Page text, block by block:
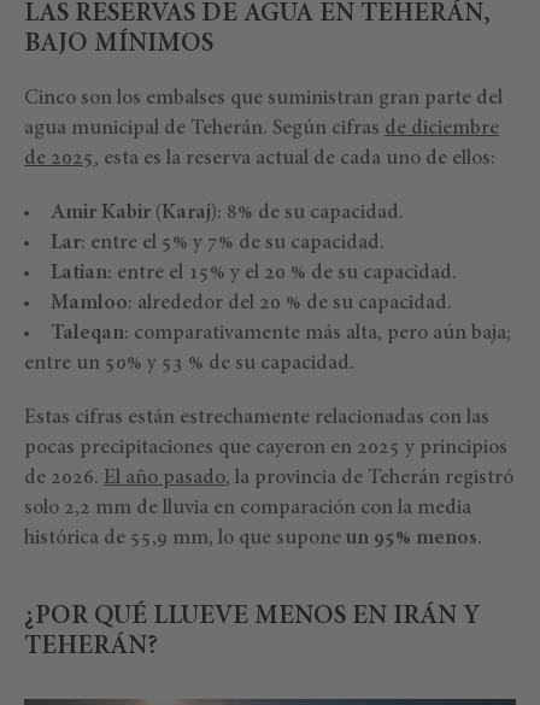
LAS RESERVAS DE AGUA EN TEHERÁN,
BAJO MÍNIMOS
Cinco son los embalses que suministran gran parte del
agua municipal de Teherán. Según cifras de diciembre
de 2025, esta es la reserva actual de cada uno de ellos:
Amir Kabir (Karaj): 8% de su capacidad.
Lar: entre el 5% y 7% de su capacidad.
Latian: entre el 15% y el 20 % de su capacidad.
Mamloo: alrededor del 20 % de su capacidad.
Taleqan: comparativamente más alta, pero aún baja;
entre un 50% y 53 % de su capacidad.
Estas cifras están estrechamente relacionadas con las
pocas precipitaciones que cayeron en 2025 y principios
de 2026. El año pasado, la provincia de Teherán registró
solo 2,2 mm de lluvia en comparación con la media
histórica de 55,9 mm, lo que supone un 95% menos.
¿POR QUÉ LLUEVE MENOS EN IRÁN Y
TEHERÁN?